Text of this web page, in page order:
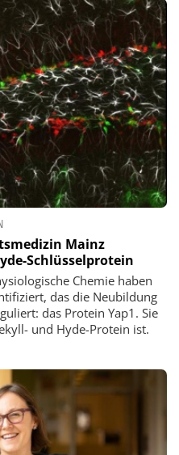
Mainz
Schlüsselprotein
Chemie haben
das die Neubildung
das Protein Yap1. Sie
und Hyde-Protein ist.